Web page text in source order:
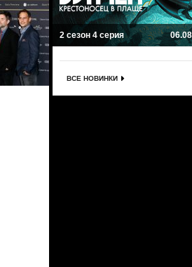
2 сезон 4 серия
ВСЕ НОВИНКИ